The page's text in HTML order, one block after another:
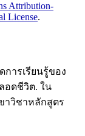
Attribution-
License.
การเรียนรู้ของ
อดชีวิต. ใน
วิชาหลักสูตร